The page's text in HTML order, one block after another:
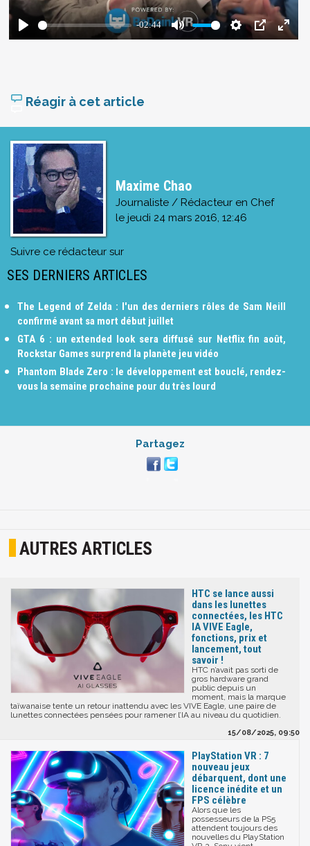
Réagir à cet article
Maxime Chao
Journaliste / Rédacteur en Chef
le jeudi 24 mars 2016, 12:46
Suivre ce rédacteur sur
SES DERNIERS ARTICLES
The Legend of Zelda : l'un des derniers rôles de Sam Neill
confirmé avant sa mort début juillet
GTA 6 : un extended look sera diffusé sur Netflix fin août,
Rockstar Games surprend la planète jeu vidéo
Phantom Blade Zero : le développement est bouclé, rendez-
vous la semaine prochaine pour du très lourd
Partagez
AUTRES ARTICLES
HTC se lance aussi
dans les lunettes
connectées, les HTC
IA VIVE Eagle,
fonctions, prix et
lancement, tout
savoir !
HTC n’avait pas sorti de
gros hardware grand
public depuis un
moment, mais la marque
taïwanaise tente un retour inattendu avec les VIVE Eagle, une paire de
lunettes connectées pensées pour ramener l’IA au niveau du quotidien.
15/08/2025, 09:50
PlayStation VR : 7
nouveau jeux
débarquent, dont une
licence inédite et un
FPS célèbre
Alors que les
possesseurs de la PS5
attendent toujours des
nouvelles du PlayStation